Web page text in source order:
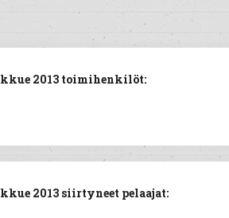
2013 toimihenkilöt:
2013 siirtyneet pelaajat: